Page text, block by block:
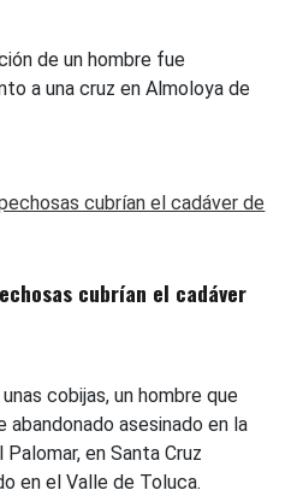
de un hombre fue
a una cruz en Almoloya de
cubrían el cadáver
cobijas, un hombre que
asesinado en la
en Santa Cruz
en el Valle de Toluca.